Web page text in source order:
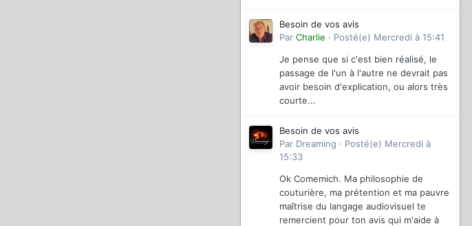
Besoin de vos avis
Par Charlie · Posté(e) Mercredi à 15:41
Je pense que si c'est bien réalisé, le
passage de l'un à l'autre ne devrait pas
avoir besoin d'explication, ou alors très
courte...
Besoin de vos avis
Par Dreaming · Posté(e) Mercredi à
15:33
Ok Comemich. Ma philosophie de
couturière, ma prétention et ma pauvre
maîtrise du langage audiovisuel te
remercient pour ton avis qui m'aide à